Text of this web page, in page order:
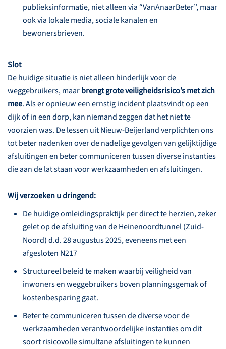
publieksinformatie, niet alleen via “VanAnaarBeter”, maar
ook via lokale media, sociale kanalen en
bewonersbrieven.
Slot
De huidige situatie is niet alleen hinderlijk voor de
weggebruikers, maarbrengt grote veiligheidsrisico’s met zich
mee. Als er opnieuw een ernstig incident plaatsvindt op een
dijk of in een dorp, kan niemand zeggen dat het niet te
voorzien was. De lessen uit Nieuw-Beijerland verplichten ons
tot beter nadenken over de nadelige gevolgen van gelijktijdige
afsluitingen en beter communiceren tussen diverse instanties
die aan de lat staan voor werkzaamheden en afsluitingen.
Wij verzoeken u dringend:
De huidige omleidingspraktijk per direct te herzien, zeker
gelet op de afsluiting van de Heinenoordtunnel (Zuid-
Noord) d.d. 28 augustus 2025, eveneens met een
afgesloten N217
Structureel beleid te maken waarbij veiligheid van
inwoners en weggebruikers boven planningsgemak of
kostenbesparing gaat.
Beter te communiceren tussen de diverse voor de
werkzaamheden verantwoordelijke instanties om dit
soort risicovolle simultane afsluitingen te kunnen